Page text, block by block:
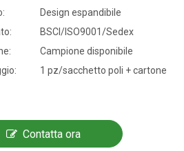
Design espandibile
BSCI/ISO9001/Sedex
Campione disponibile
1 pz/sacchetto poli + cartone
Contatta ora